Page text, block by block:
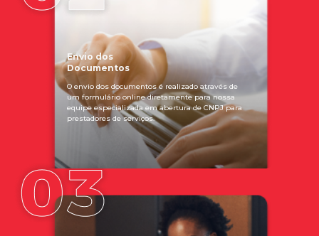
Envio dos
Documentos
O envio dos documentos é realizado através de
um formulário online diretamente para nossa
equipe especializada em abertura de CNPJ para
prestadores de serviços.